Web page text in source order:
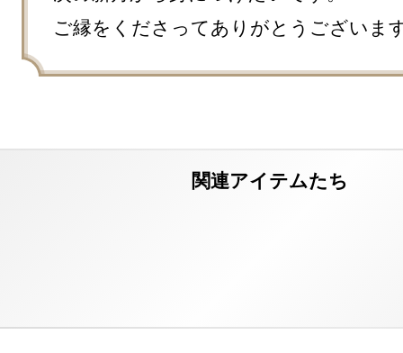
ご縁をくださってありがとうございま